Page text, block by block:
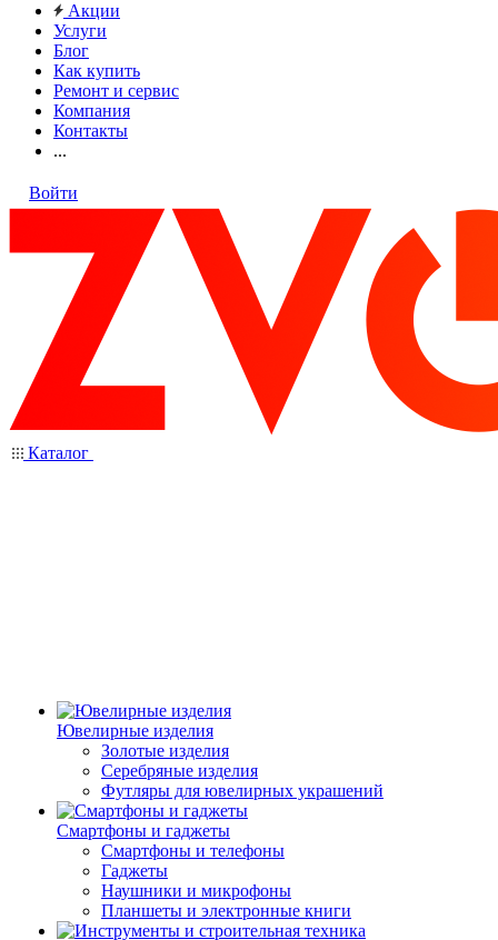
Акции
Услуги
Блог
Как купить
Ремонт и сервис
Компания
Контакты
...
Войти
Каталог
Ювелирные изделия
Золотые изделия
Серебряные изделия
Футляры для ювелирных украшений
Смартфоны и гаджеты
Смартфоны и телефоны
Гаджеты
Наушники и микрофоны
Планшеты и электронные книги